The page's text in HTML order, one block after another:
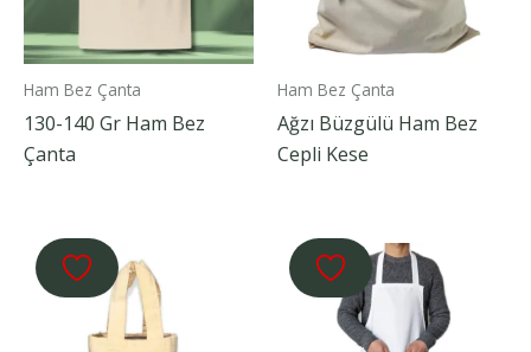
Ham Bez Çanta
130-140 Gr Ham Bez
Çanta
Ham Bez Çanta
Ağzı Büzgülü Ham Bez
Cepli Kese